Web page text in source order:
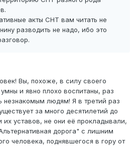
акты СНТ вам читать не
разводить не надо, ибо это
Вы, похоже, в силу своего
и явно плохо воспитаны, раз
незнакомым людям! Я в третий раз
за много десятилетий до
их уставов, не они её прокладывали,
дорога" с лишним
человека, поднявшегося в гору от